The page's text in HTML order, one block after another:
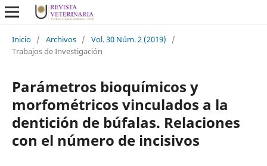
Inicio / Archivos / Vol. 30 Núm. 2 (2019)
/
Trabajos de Investigación
Parámetros bioquímicos y
morfométricos vinculados a la
dentición de búfalas. Relaciones
con el número de incisivos